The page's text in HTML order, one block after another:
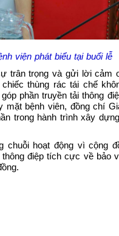
viện phát biểu tại buổi lễ
trân trọng và gửi lời cảm
thùng rác tái chế
phần truyền tải thông
mặt bệnh viên, đồng chí
trong hành trình xây
chuỗi hoạt động vì cộng
điệp tích cực về bảo